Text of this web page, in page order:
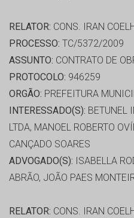
RELATOR: CONS. IRAN
PROCESSO: TC/5372/2009
ASSUNTO: CONTRATO DE
PROTOCOLO: 946259
ORGÃO: PREFEITURA
INTERESSADO(S): BETUNEL
LTDA, MANOEL ROBERTO
CANÇADO SOARES
ADVOGADO(S): ISABELLA
ABRÃO, JOÃO PAES
RELATOR: CONS. IRAN